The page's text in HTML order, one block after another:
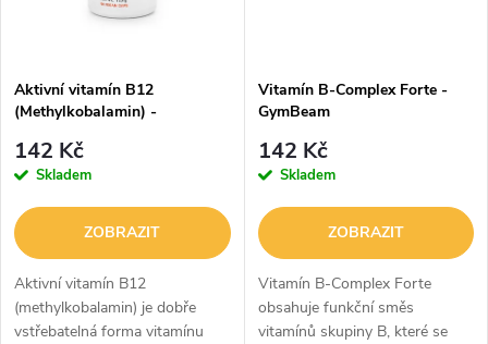
Aktivní vitamín B12
(Methylkobalamin) -
142 Kč
Skladem
ZOBRAZIT
Aktivní vitamín B12
(methylkobalamin) je dobře
vstřebatelná forma vitamínu
Vitamín B-Complex Forte -
GymBeam
142 Kč
Skladem
ZOBRAZIT
Vitamín B-Complex Forte
obsahuje funkční směs
vitamínů skupiny B, které se